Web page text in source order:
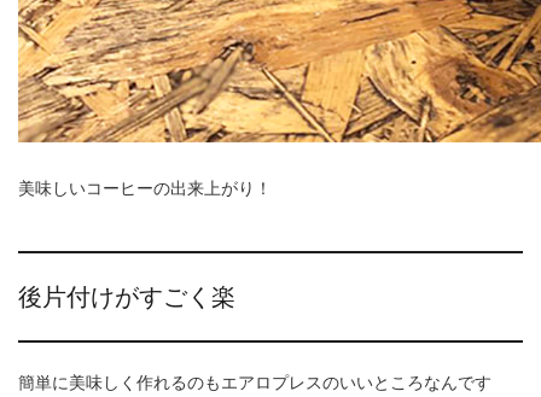
美味しいコーヒーの出来上がり！
後片付けがすごく楽
簡単に美味しく作れるのもエアロプレスのいいところなんです